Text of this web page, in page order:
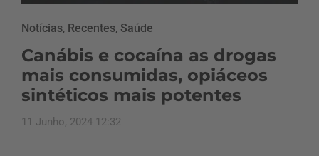
Notícias, Recentes, Saúde
Canábis e cocaína as drogas
mais consumidas, opiáceos
sintéticos mais potentes
11 Junho, 2024 12:32